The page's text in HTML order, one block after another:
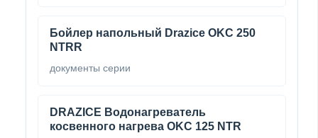
Бойлер напольный Drazice OKC 250
NTRR
документы серии
DRAZICE Водонагреватель
косвенного нагрева OKC 125 NTR